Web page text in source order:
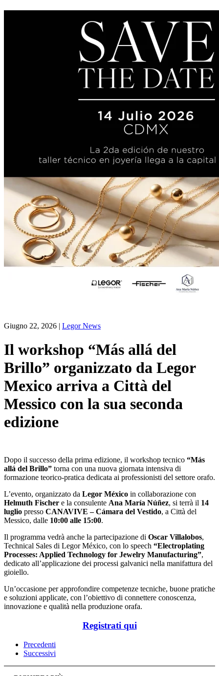
Giugno 22, 2026 | Legor News
Il workshop “Más allá del
Brillo” organizzato da Legor
Mexico arriva a Città del
Messico con la sua seconda
edizione
Dopo il successo della prima edizione, il workshop tecnico “Más
allá del Brillo” torna con una nuova giornata intensiva di
formazione teorico-pratica dedicata ai professionisti del settore orafo.
L’evento, organizzato da Legor México in collaborazione con
Helmuth Fischer e la consulente Ana María Núñez, si terrà il 14
luglio presso CANAVIVE – Cámara del Vestido, a Città del
Messico, dalle 10:00 alle 15:00.
Il programma vedrà anche la partecipazione di Oscar Villalobos,
Technical Sales di Legor México, con lo speech “Electroplating
Processes: Applied Technology for Jewelry Manufacturing”,
dedicato all’applicazione dei processi galvanici nella manifattura del
gioiello.
Un’occasione per approfondire competenze tecniche, buone pratiche
e soluzioni applicate, con l’obiettivo di connettere conoscenza,
innovazione e qualità nella produzione orafa.
Registrati qui
Precedenti
Successivi